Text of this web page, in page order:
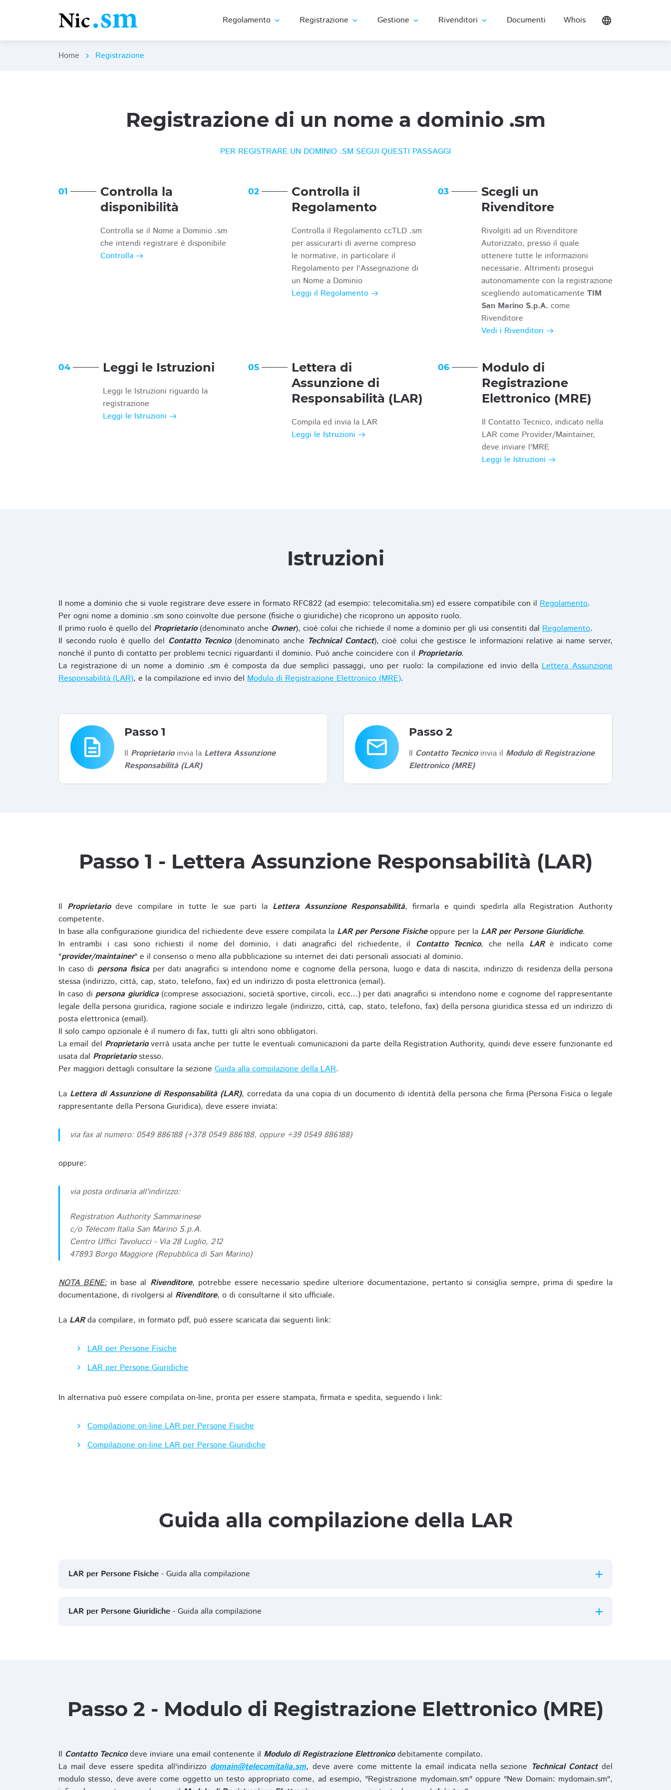
Regolamento expand_more Registrazione expand_more Gestione expand_more Rivenditori expand_more Documenti Whois language
Home chevron_right Registrazione
Registrazione di un nome a dominio .sm
PER REGISTRARE UN DOMINIO .SM SEGUI QUESTI PASSAGGI
01
Controlla la
disponibilità
Controlla se il Nome a Dominio .sm
che intendi registrare è disponibile
Controlla
02
Controlla il
Regolamento
Controlla il Regolamento ccTLD .sm
per assicurarti di averne compreso
le normative, in particolare il
Regolamento per l'Assegnazione di
un Nome a Dominio
Leggi il Regolamento
03
Scegli un
Rivenditore
Rivolgiti ad un Rivenditore
Autorizzato, presso il quale
ottenere tutte le informazioni
necessarie. Altrimenti prosegui
autonomamente con la registrazione
scegliendo automaticamente TIM
San Marino S.p.A. come
Rivenditore
Vedi i Rivenditori
04 Leggi le Istruzioni
Leggi le Istruzioni riguardo la
registrazione
Leggi le Istruzioni
05
Lettera di
Assunzione di
Responsabilità (LAR)
Compila ed invia la LAR
Leggi le Istruzioni
06
Modulo di
Registrazione
Elettronico (MRE)
Il Contatto Tecnico, indicato nella
LAR come Provider/Maintainer,
deve inviare l'MRE
Leggi le Istruzioni
Istruzioni
Il nome a dominio che si vuole registrare deve essere in formato RFC822 (ad esempio: telecomitalia.sm) ed essere compatibile con il Regolamento.
Per ogni nome a dominio .sm sono coinvolte due persone (fisiche o giuridiche) che ricoprono un apposito ruolo.
Il primo ruolo è quello del Proprietario(denominato anche Owner), cioè colui che richiede il nome a dominio per gli usi consentiti dal Regolamento.
Il secondo ruolo è quello del Contatto Tecnico(denominato anche Technical Contact), cioè colui che gestisce le informazioni relative ai name server,
nonchè il punto di contatto per problemi tecnici riguardanti il dominio. Può anche coincidere con il Proprietario.
La registrazione di un nome a dominio .sm è composta da due semplici passaggi, uno per ruolo: la compilazione ed invio dellaLettera Assunzione
Responsabilità (LAR), e la compilazione ed invio del Modulo di Registrazione Elettronico (MRE).
description
Passo 1
Il Proprietarioinvia la Lettera Assunzione
Responsabilità (LAR)
email
Passo 2
Il Contatto Tecnicoinvia il Modulo di Registrazione
Elettronico (MRE)
Passo 1 - Lettera Assunzione Responsabilità (LAR)
Il Proprietariodeve compilare in tutte le sue parti la Lettera Assunzione Responsabilità, firmarla e quindi spedirla alla Registration Authority
competente.
In base alla configurazione giuridica del richiedente deve essere compilata la LAR per Persone Fisicheoppure per la LAR per Persone Giuridiche.
In entrambi i casi sono richiesti il nome del dominio, i dati anagrafici del richiedente, il Contatto Tecnico, che nella LARè indicato come
"provider/maintainer" e il consenso o meno alla pubblicazione su internet dei dati personali associati al dominio.
In caso dipersona fisicaper dati anagrafici si intendono nome e cognome della persona, luogo e data di nascita, indirizzo di residenza della persona
stessa (indirizzo, città, cap, stato, telefono, fax) ed un indirizzo di posta elettronica (email).
In caso dipersona giuridica(comprese associazioni, società sportive, circoli, ecc...) per dati anagrafici si intendono nome e cognome del rappresentante
legale della persona giuridica, ragione sociale e indirizzo legale (indirizzo, città, cap, stato, telefono, fax) della persona giuridica stessa ed un indirizzo di
posta elettronica (email).
Il solo campo opzionale è il numero di fax, tutti gli altri sono obbligatori.
La email del Proprietarioverrà usata anche per tutte le eventuali comunicazioni da parte della Registration Authority, quindi deve essere funzionante ed
usata dal Proprietariostesso.
Per maggiori dettagli consultare la sezione Guida alla compilazione della LAR.
La Lettera di Assunzione di Responsabilità (LAR), corredata da una copia di un documento di identità della persona che firma (Persona Fisica o legale
rappresentante della Persona Giuridica), deve essere inviata:
via fax al numero: 0549 886188 (+378 0549 886188, oppure +39 0549 886188)
oppure:
via posta ordinaria all'indirizzo:
Registration Authority Sammarinese
c/o Telecom Italia San Marino S.p.A.
Centro Uffici Tavolucci - Via 28 Luglio, 212
47893 Borgo Maggiore (Repubblica di San Marino)
NOTA BENE: in base al Rivenditore, potrebbe essere necessario spedire ulteriore documentazione, pertanto si consiglia sempre, prima di spedire la
documentazione, di rivolgersi al Rivenditore, o di consultarne il sito ufficiale.
La LARda compilare, in formato pdf, può essere scaricata dai seguenti link:
LAR per Persone Fisiche
LAR per Persone Giuridiche
In alternativa può essere compilata on-line, pronta per essere stampata, firmata e spedita, seguendo i link:
Compilazione on-line LAR per Persone Fisiche
Compilazione on-line LAR per Persone Giuridiche
Guida alla compilazione della LAR
LAR per Persone Fisiche - Guida alla compilazione
LAR per Persone Giuridiche - Guida alla compilazione
Passo 2 - Modulo di Registrazione Elettronico (MRE)
Il Contatto Tecnicodeve inviare una email contenente il Modulo di Registrazione Elettronicodebitamente compilato.
La mail deve essere spedita all'indirizzodomain@telecomitalia.sm, deve avere come mittente la email indicata nella sezione Technical Contactdel
modulo stesso, deve avere come oggetto un testo appropriato come, ad esempio, "Registrazione mydomain.sm" oppure "New Domain: mydomain.sm",